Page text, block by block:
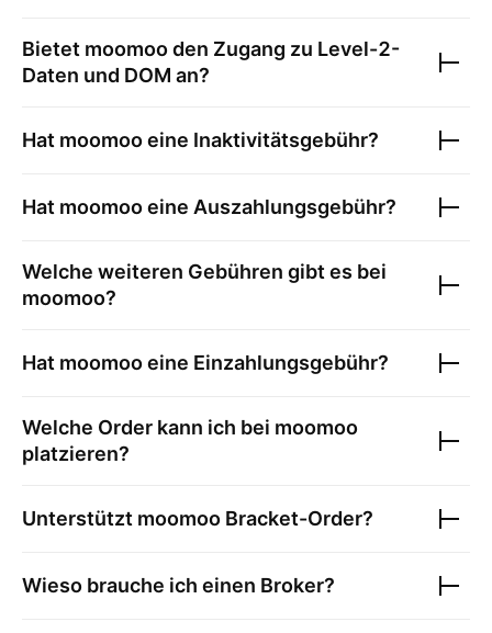
Bietet moomooden Zugang zu Level-2-
Daten und DOM an?
Hat moomooeine Inaktivitätsgebühr?
Hat moomooeine Auszahlungsgebühr?
Welche weiteren Gebühren gibt es bei
moomoo?
Hat moomooeine Einzahlungsgebühr?
Welche Order kann ich bei moomoo
platzieren?
Unterstützt moomoo Bracket-Order?
Wieso brauche ich einen Broker?